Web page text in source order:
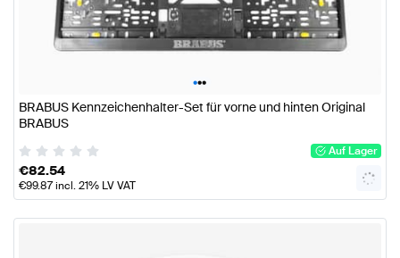
•••
BRABUS Kennzeichenhalter-Set für vorne und hinten Original
BRABUS
Auf Lager
€82.54
€99.87incl. 21% LV VAT